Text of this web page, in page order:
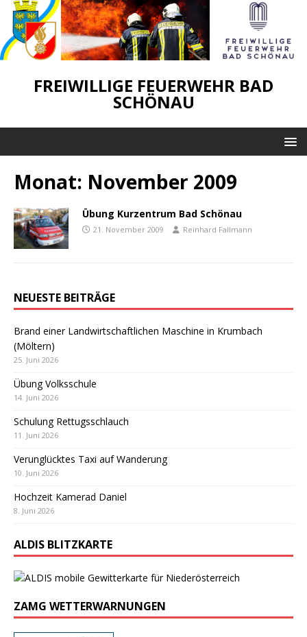
FREIWILLIGE FEUERWEHR BAD
SCHÖNAU
Monat: November 2009
Übung Kurzentrum Bad Schönau
21. November 2009 Reinhard Fallmann
NEUESTE BEITRÄGE
Brand einer Landwirtschaftlichen Maschine in Krumbach
(Möltern)
25. Juni 2026
Übung Volksschule
14. Juni 2026
Schulung Rettugsschlauch
11. Juni 2026
Verunglücktes Taxi auf Wanderung
10. Juni 2026
Hochzeit Kamerad Daniel
8. Juni 2026
ALDIS BLITZKARTE
ZAMG WETTERWARNUNGEN